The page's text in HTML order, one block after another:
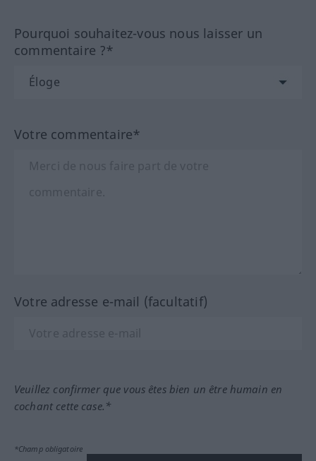
Pourquoi souhaitez-vous nous laisser un
commentaire ?*
Votre commentaire*
Votre adresse e-mail (facultatif)
Veuillez confirmer que vous êtes bien un être humain en
cochant cette case.*
*Champ obligatoire